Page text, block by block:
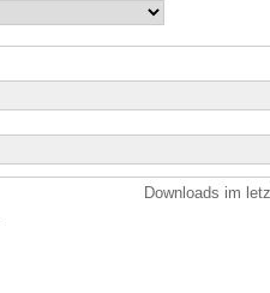
Downloads im